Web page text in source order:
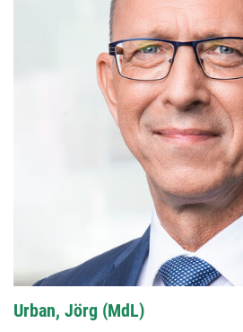
Urban, Jörg (MdL)